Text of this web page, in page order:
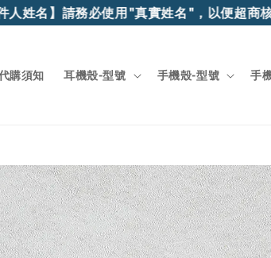
姓名】請務必使用"真實姓名"，以便超商核
購須知 耳機殼-型號 手機殼-型號 手